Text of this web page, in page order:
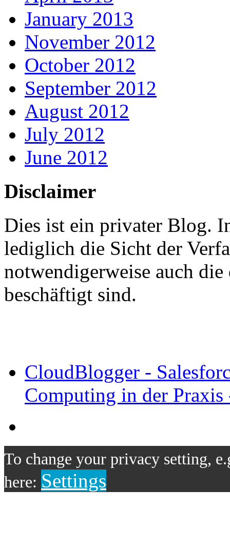
January 2013
November 2012
October 2012
September 2012
August 2012
July 2012
June 2012
Disclaimer
Dies ist ein privater Blog.
lediglich die Sicht der
notwendigerweise auch
beschäftigt sind.
CloudBlogger -
Computing in der Praxis
To change your privacy setting,
here: Settings